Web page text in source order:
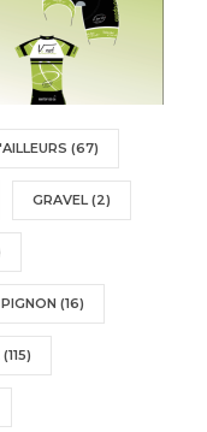
(67)
GRAVEL (2)
(16)
(115)